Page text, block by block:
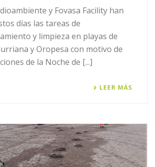
y Fovasa Facility han
días las tareas de
y limpieza en playas de
y Oropesa con motivo de
de la Noche de [...]
LEER MÁS